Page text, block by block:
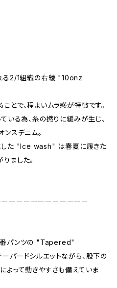
る2/1組織の右綾 "10onz
とで、程よいムラ感が特徴です。
る為、糸の撚りに緩みが生じ、
ンスデニム。
した "Ice wash" は春夏に履きた
ました。
ーーーーーーーーーーー
番パンツの "Tapered"
パードシルエットながら、股下の
よって動きやすさも備えていま